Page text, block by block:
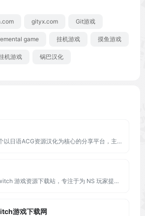
gityx.com Git游戏
game 挂机游戏 摸鱼游戏
机游戏 锅巴汉化
锅巴汉化是一个以日语ACG资源汉化为核心的分享平台，主要由一群热爱日系二次元文化的翻译爱好者组成。
免费开放的 Switch 游戏资源下载站，专注于为 NS 玩家提供全面、高质量的游戏下载支持。网站内容涵盖多个方向：游戏本体、系统固件、破解工具、模拟器支持、格式转换工具等，用户无需注册即可获取下载链接，下载流程清晰，资源质量高。
游戏下载网